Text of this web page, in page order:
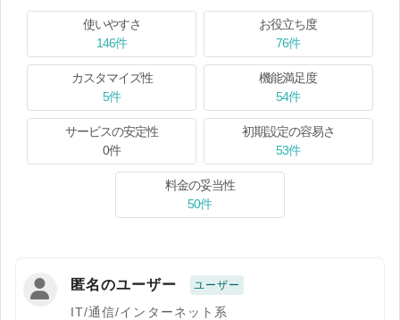
使いやすさ
146件
お役立ち度
76件
カスタマイズ性
5件
機能満足度
54件
サービスの安定性
0件
初期設定の容易さ
53件
料金の妥当性
50件
匿名のユーザー ユーザー
IT/通信/インターネット系